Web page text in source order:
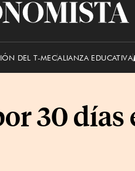
El
DEL T-MECALIANZA EDUCATIVA
30 días